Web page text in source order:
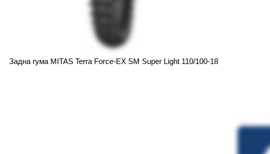
Задна гума MITAS Terra Force-EX SM Super Light 110/100-18